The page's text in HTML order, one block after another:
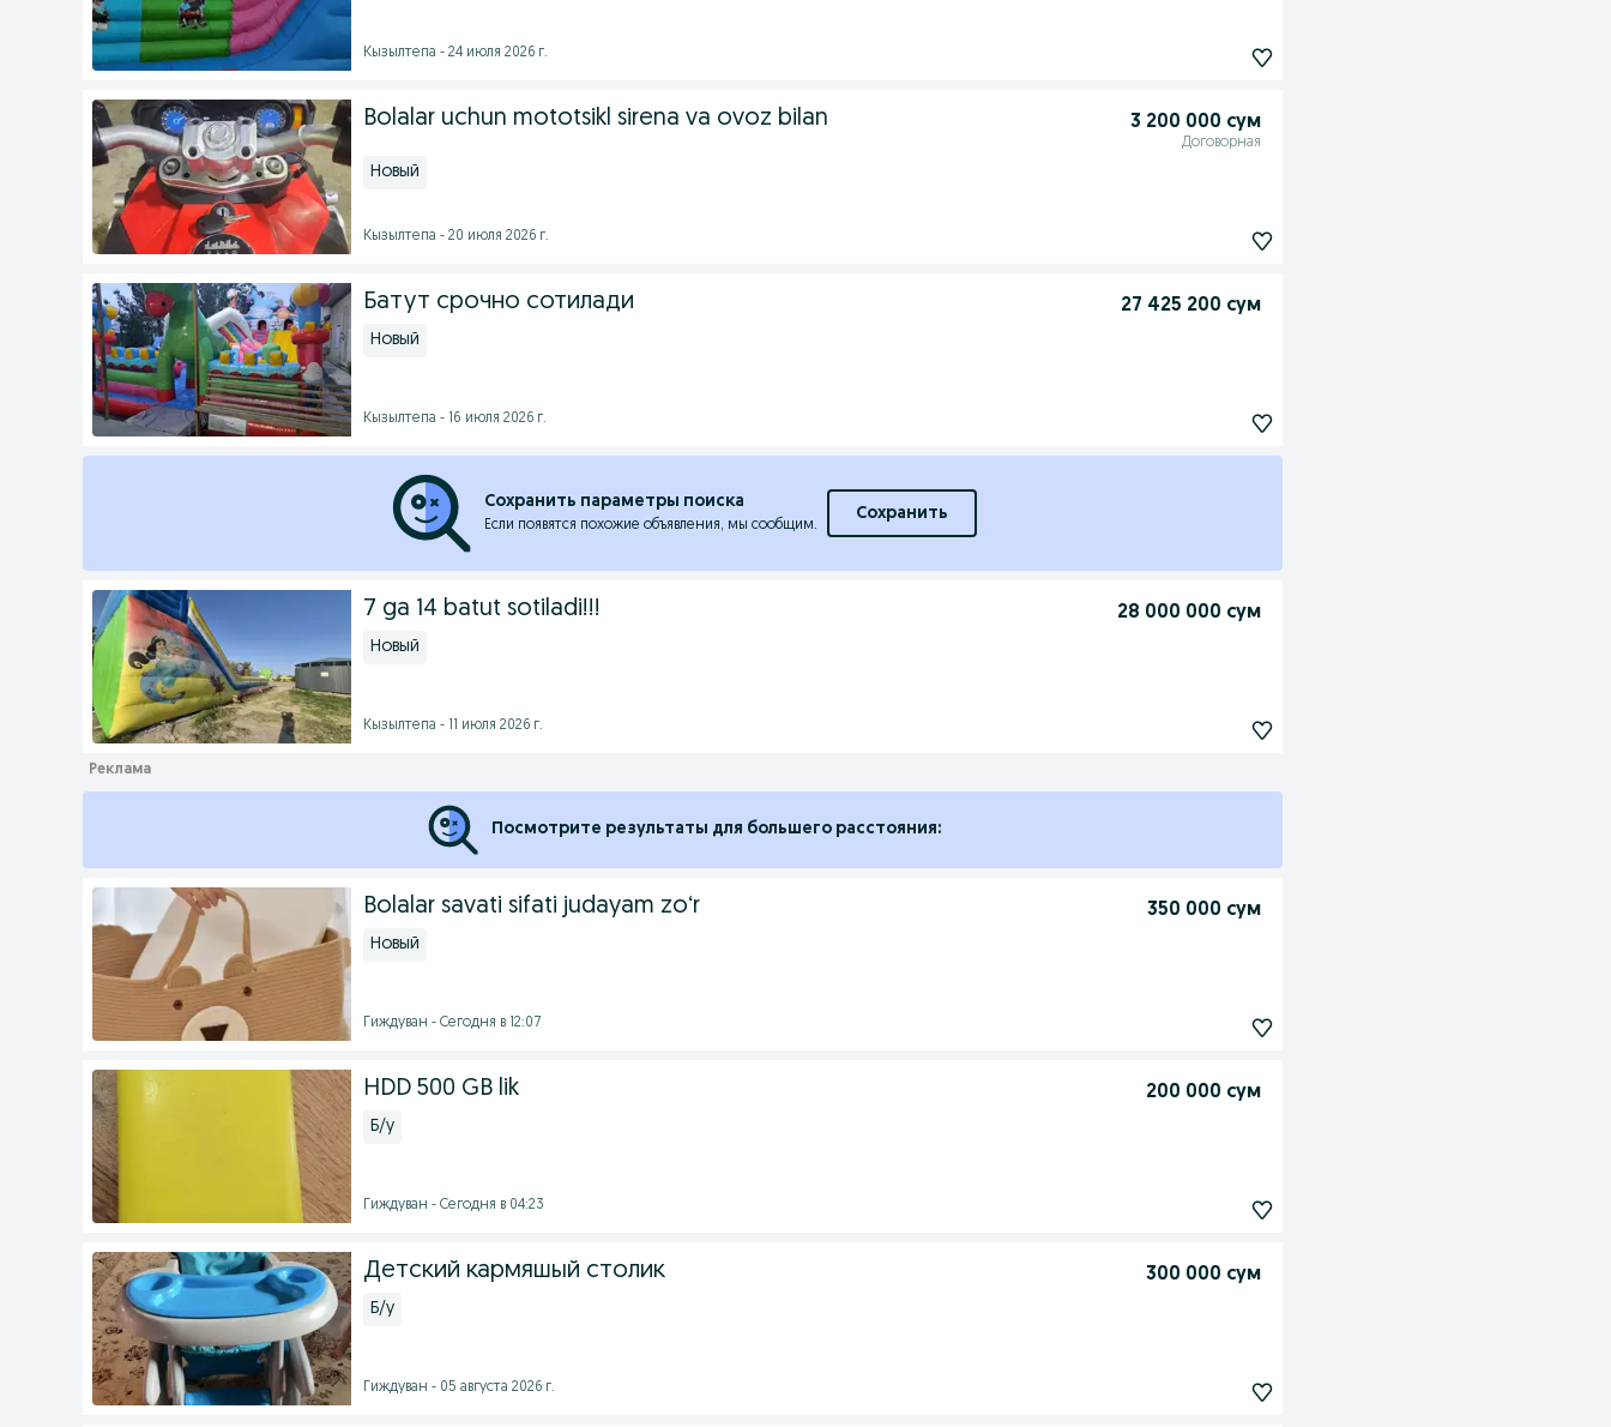
Кызылтепа - 24 июля 2026 г.
Bolalar uchun mototsikl sirena va ovoz bilan 3 200 000 сум
Договорная
Новый
Кызылтепа - 20 июля 2026 г.
Батут срочно сотилади 27 425 200 сум
Новый
Кызылтепа - 16 июля 2026 г.
Сохранить параметры поиска
Если появятся похожие объявления, мы сообщим.
Сохранить
7 ga 14 batut sotiladi!!! 28 000 000 сум
Новый
Кызылтепа - 11 июля 2026 г.
Посмотрите результаты для большего расстояния:
Bolalar savati sifati judayam zoʻr 350 000 сум
Новый
Гиждуван - Сегодня в 12:07
HDD 500 GB lik 200 000 сум
Б/у
Гиждуван - Сегодня в 04:23
Детский кармяшый столик 300 000 сум
Б/у
Гиждуван - 05 августа 2026 г.